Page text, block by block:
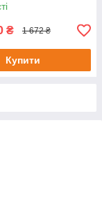
₴ 1 672 ₴
Купити